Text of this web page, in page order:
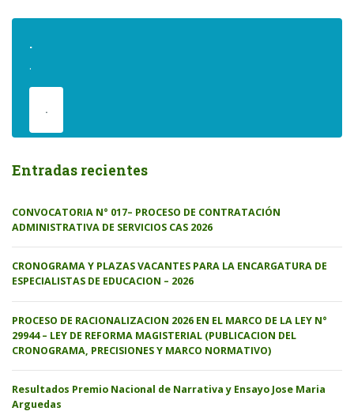
.
.
.
Entradas recientes
CONVOCATORIA N° 017– PROCESO DE CONTRATACIÓN
ADMINISTRATIVA DE SERVICIOS CAS 2026
CRONOGRAMA Y PLAZAS VACANTES PARA LA ENCARGATURA DE
ESPECIALISTAS DE EDUCACION – 2026
PROCESO DE RACIONALIZACION 2026 EN EL MARCO DE LA LEY N°
29944 – LEY DE REFORMA MAGISTERIAL (PUBLICACION DEL
CRONOGRAMA, PRECISIONES Y MARCO NORMATIVO)
Resultados Premio Nacional de Narrativa y Ensayo Jose Maria
Arguedas